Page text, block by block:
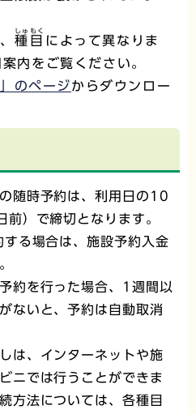
種目
しゅもく
によって異なりま
内をご覧ください。
のページからダウンロー
随時予約は、利用日の10
前）で締切となります。
る場合は、施設予約入金
約を行った場合、1週間以
ないと、予約は自動取消
は、インターネットや施
ニでは行うことができま
方法については、各種目